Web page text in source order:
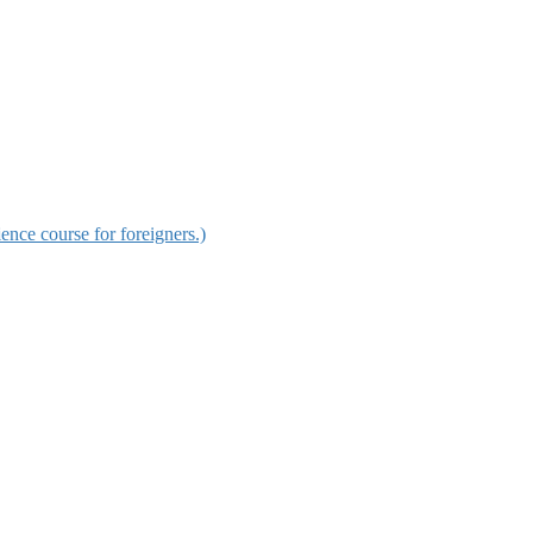
course for foreigners.)